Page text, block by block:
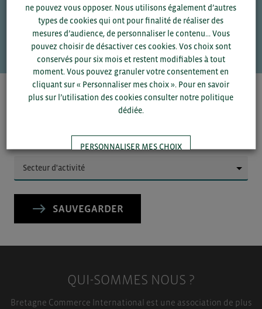
Une question ?
VOS CONTACTS
Pour voir les contacts, merci de renseigner votre
département et votre secteurou connectez-vous.
SAUVEGARDER
QUI-SOMMES NOUS ?
Bretagne Commerce International est une association de plus
ne pouvez vous opposer. Nous utilisons également d’autres
types de cookies qui ont pour finalité de réaliser des
mesures d’audience, de personnaliser le contenu... Vous
pouvez choisir de désactiver ces cookies. Vos choix sont
conservés pour six mois et restent modifiables à tout
moment. Vous pouvez granuler votre consentement en
cliquant sur « Personnaliser mes choix ». Pour en savoir
plus sur l’utilisation des cookies consulter notre politique
dédiée.
PERSONNALISER MES CHOIX
TOUT ACCEPTER